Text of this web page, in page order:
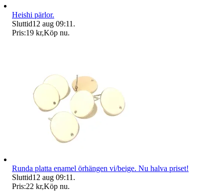
Heishi pärlor.
Sluttid12 aug 09:11 .
Pris:19 kr,Köp nu.
Runda platta enamel örhängen vi/beige. Nu halva priset!
Sluttid12 aug 09:11 .
Pris:22 kr,Köp nu.